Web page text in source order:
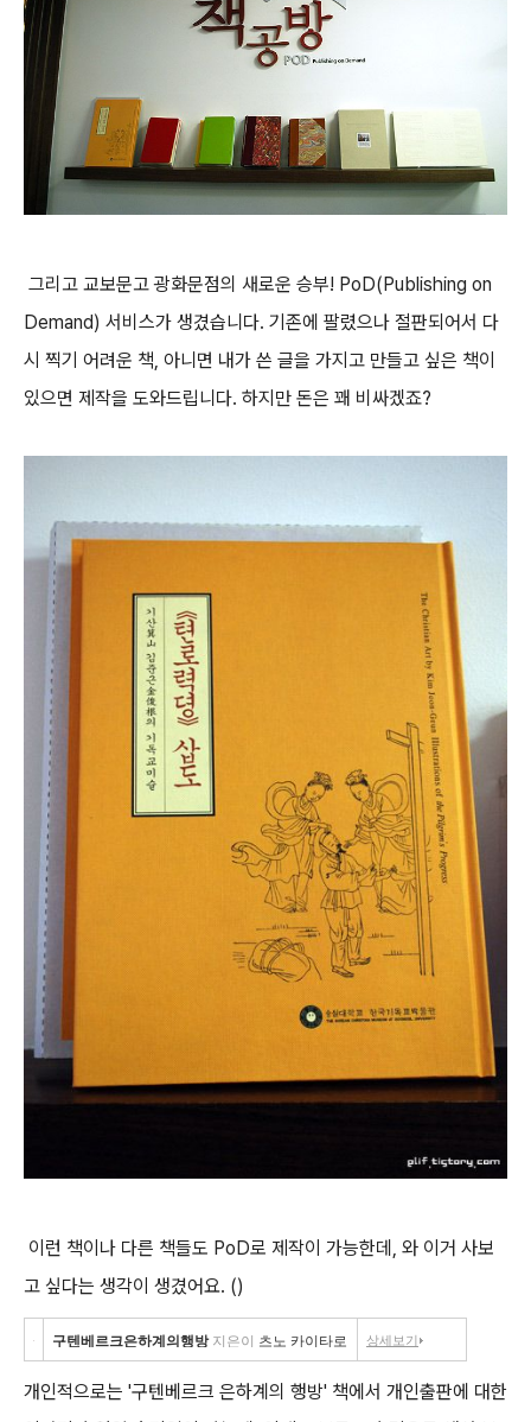
그리고 교보문고 광화문점의 새로운 승부! PoD(Publishing on
Demand) 서비스가 생겼습니다. 기존에 팔렸으나 절판되어서 다
시 찍기 어려운 책, 아니면 내가 쓴 글을 가지고 만들고 싶은 책이
있으면 제작을 도와드립니다. 하지만 돈은 꽤 비싸겠죠?
이런 책이나 다른 책들도 PoD로 제작이 가능한데, 와 이거 사보
고 싶다는 생각이 생겼어요. ()
구텐베르크은하계의행방 지은이 츠노 카이타로 상세보기
개인적으로는 '구텐베르크 은하계의 행방' 책에서 개인출판에 대한